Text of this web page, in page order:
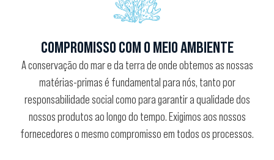
COMPROMISSO COM O MEIO AMBIENTE
A conservação do mar e da terra de onde obtemos as nossas
matérias-primas é fundamental para nós, tanto por
responsabilidade social como para garantir a qualidade dos
nossos produtos ao longo do tempo. Exigimos aos nossos
fornecedores o mesmo compromisso em todos os processos.